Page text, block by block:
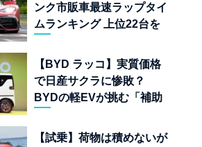
ンク市販車最速ラップタイ
ムランキング 上位22台を
【BYD ラッコ】実質価格
で日産サクラに惨敗？
BYDの軽EVが挑む「補助
界
【試乗】荷物は積めないが